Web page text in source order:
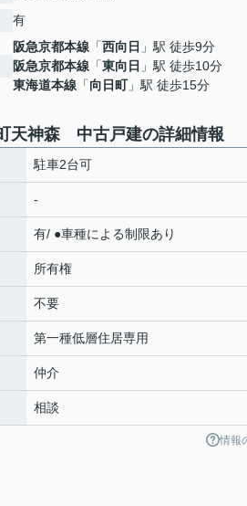
有
阪急京都本線 「西向日 」駅 徒歩9分
阪急京都本線 「東向日 」駅 徒歩10分
東海道本線 「向日町」駅 徒歩15分
天神森 中古戸建の詳細情報
駐車2台可
-
有/ ●車種による制限あり
所有権
不要
第一種低層住居専用
仲介
相談
情報